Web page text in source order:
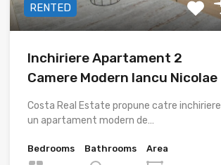
RENTED
Inchiriere Apartament 2
Camere Modern Iancu Nicolae
Costa Real Estate propune catre inchiriere
un apartament modern de…
Bedrooms
Bathrooms
Area